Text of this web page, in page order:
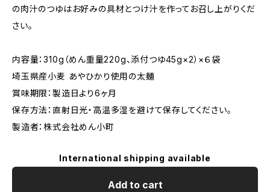
の肉汁のつゆはお好みの具材とつけ汁を作ってお召し上がりくだ
さい。
内容量：310g（めん重量220g、添付つゆ45g×2）×６袋
埼玉県産小麦 あやひかり使用の太麺
賞味期限：製造日より6ヶ月
保存方法：直射日光・高温多湿を避けて保存してください。
製造者：株式会社めん小町
International shipping available
Add to cart